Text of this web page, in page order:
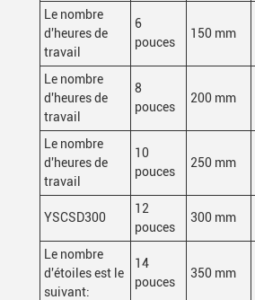
Le nombre
d'heures de
travail
6
pouces
150 mm
Le nombre
d'heures de
travail
8
pouces
200 mm
Le nombre
d'heures de
travail
10
pouces
250 mm
YSCSD300
12
pouces
300 mm
Le nombre
d'étoiles est le
suivant:
14
pouces
350 mm